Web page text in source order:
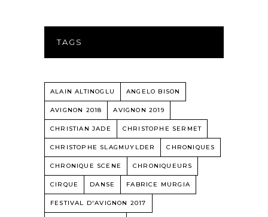
TAGS
ALAIN ALTINOGLU ANGELO BISON
AVIGNON 2018 AVIGNON 2019
CHRISTIAN JADE CHRISTOPHE SERMET
CHRISTOPHE SLAGMUYLDER CHRONIQUES
CHRONIQUE SCENE CHRONIQUEURS
CIRQUE DANSE FABRICE MURGIA
FESTIVAL D'AVIGNON 2017